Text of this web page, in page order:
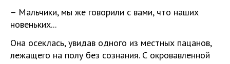
– Мальчики, мы же говорили с вами, что наших
новеньких...
Она осеклась, увидав одного из местных пацанов,
лежащего на полу без сознания. С окровавленной